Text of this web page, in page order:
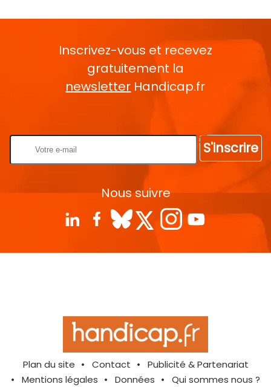
Inscrivez-vous et recevez
gratuitement la
newsletter Handicap.fr
S'inscrire
Nous suivre
Plan du site Contact
Publicité & Partenariat
Mentions légales
Données Qui sommes nous ?